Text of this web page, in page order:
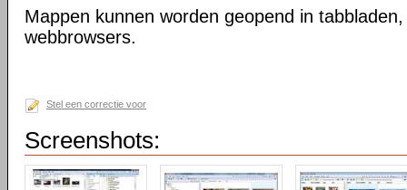
Mappen kunnen worden geopend in
webbrowsers.
Stel een correctie voor
Screenshots: